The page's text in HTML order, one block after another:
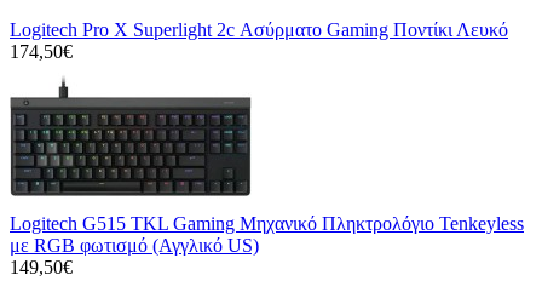
Logitech Pro X Superlight 2c Ασύρματο Gaming Ποντίκι Λευκό
174,50€
Logitech G515 TKL Gaming Μηχανικό Πληκτρολόγιο Tenkeyless
με RGB φωτισμό (Αγγλικό US)
149,50€